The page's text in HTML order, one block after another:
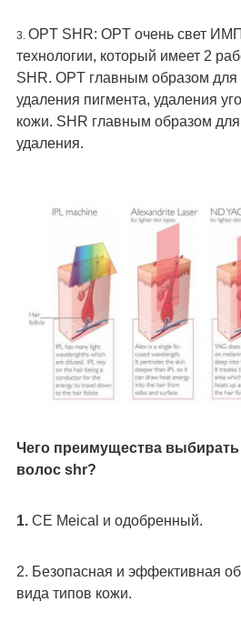
3. OPT SHR: OPT очень свет
технологии, который имеет 2
SHR. OPT главным образом для
удаления пигмента, удаления
кожи. SHR главным образом
удаления.
Чего преимущества
волос shr?
1. CE Meical и одобренный.
2. Безопасная и эффективная
вида типов кожи.